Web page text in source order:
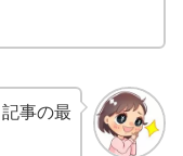
事の最